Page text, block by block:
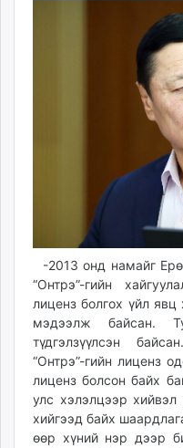
tvmongolia.mn
mass.mn
unegui.mn
assa.mn
toim.mn
tac.mn
paparazzi.mn
unread.today
-2013 онд намайг
“Онтрэ”-гийн
лиценз болгох үйл явц
мэдээлж байсан.
түдгэлзүүлсэн
“Онтрэ”-гийн лиценз
лиценз болсон байх
улс хэлэлцээр хийвэл
хийгээд байх
өөр хүний нэр дээр